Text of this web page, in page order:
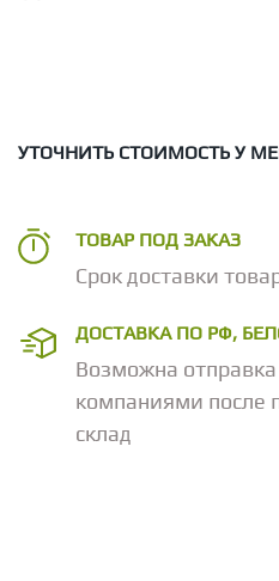
УТОЧНИТЬ СТОИМОСТЬ У
ТОВАР ПОД ЗАКАЗ
Срок доставки
ДОСТАВКА ПО РФ,
Возможна
компаниями после
склад